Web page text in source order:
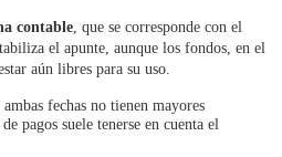
contable, que se corresponde con el
el apunte, aunque los fondos, en el
aún libres para su uso.
fechas no tienen mayores
pagos suele tenerse en cuenta el